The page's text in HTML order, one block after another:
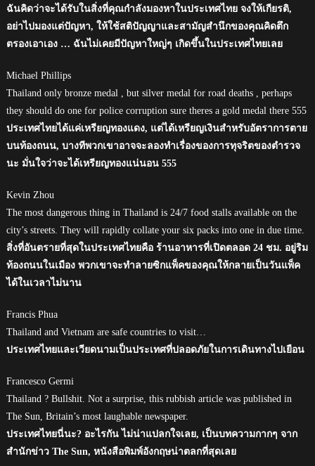
ฉันคิดว่าจะได้รับในสิ่งที่คุณกำลังมองหาในประเทศไทย จงให้เกียรติ,
อย่าไปมองแต่ปัญหา, ให้ใช้สติปัญญาและสามัญสำนึกของคุณคิดตึก
ตรองเอาเอง … ฉันไม่เคยมีปัญหาใหญ่ๆ เกิดขึ้นในประเทศไทยเลย
Michael Phillips
Thailand only bronze medal , but silver medal for road deaths , perhaps
they should do one for police corruption sure theres a gold medal there 555
ประเทศไทยได้แค่เหรียญทองแดง, แต่ได้เหรียญเงินสำหรับอัตราการตาย
บนท้องถนน, บางทีพวกเขาอาจจะลองทำเรื่องของการทุจริตของตำรวจ
นะ มั่นใจว่าจะได้เหรียญทองแน่นอน 555
Kevin Zhou
The most dangerous thing in Thailand is 24/7 food stalls available on the
city’s streets. They will rapidly collate your six packs into one in due time.
สิ่งที่อันตรายที่สุดในประเทศไทยคือ ร้านอาหารที่เปิดตลอด 24 ชม. อยู่ริม
ท้องถนนในเมือง พวกเขาจะทำลายซิกแพ็คของคุณให้กลายเป็นวันแพ็ค
ได้ในเวลาไม่นาน
Francis Phua
Thailand and Vietnam are safe countries to visit…
ประเทศไทยและเวียดนามเป็นประเทศที่ปลอดภัยในการเดินทางไปเยือน
Francesco Germi
Thailand ? Bullshit. Not a surprise, this rubbish article was published in
The Sun, Britain’s most laughable newspaper.
ประเทศไทยนี่นะ? อะไรกัน ไม่น่าแปลกใจเลย, เป็นบทความกากๆ จาก
สำนักข่าว The Sun, หนังสือพิมพ์อังกฤษน่าตลกที่สุดเลย